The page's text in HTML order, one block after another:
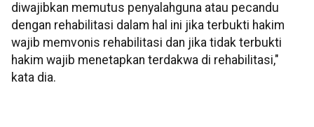
diwajibkan memutus penyalahguna atau pecandu
dengan rehabilitasi dalam hal ini jika terbukti hakim
wajib memvonis rehabilitasi dan jika tidak terbukti
hakim wajib menetapkan terdakwa di rehabilitasi,"
kata dia.